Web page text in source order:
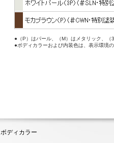
●（P）はパール、（M）はメタリック、
●ボディカラーおよび内装色は、表示環境
ボディカラー